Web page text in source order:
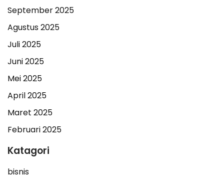
September 2025
Agustus 2025
Juli 2025
Juni 2025
Mei 2025
April 2025
Maret 2025
Februari 2025
Katagori
bisnis